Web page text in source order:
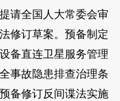
请全国人大常委会审
修订草案。预备制定
备直连卫星服务管理
事故隐患排查治理条
备修订反间谍法实施